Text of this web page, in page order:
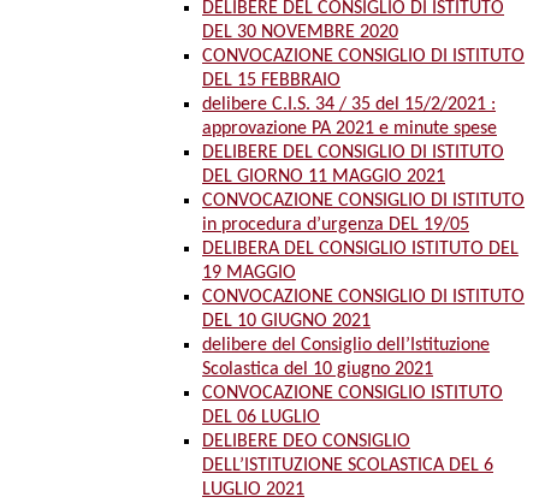
DELIBERE DEL CONSIGLIO DI ISTITUTO
DEL 30 NOVEMBRE 2020
CONVOCAZIONE CONSIGLIO DI ISTITUTO
DEL 15 FEBBRAIO
delibere C.I.S. 34 / 35 del 15/2/2021 :
approvazione PA 2021 e minute spese
DELIBERE DEL CONSIGLIO DI ISTITUTO
DEL GIORNO 11 MAGGIO 2021
CONVOCAZIONE CONSIGLIO DI ISTITUTO
in procedura d’urgenza DEL 19/05
DELIBERA DEL CONSIGLIO ISTITUTO DEL
19 MAGGIO
CONVOCAZIONE CONSIGLIO DI ISTITUTO
DEL 10 GIUGNO 2021
delibere del Consiglio dell’Istituzione
Scolastica del 10 giugno 2021
CONVOCAZIONE CONSIGLIO ISTITUTO
DEL 06 LUGLIO
DELIBERE DEO CONSIGLIO
DELL’ISTITUZIONE SCOLASTICA DEL 6
LUGLIO 2021